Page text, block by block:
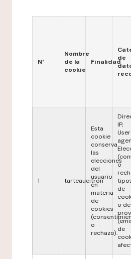
N°
Nombre
de la
cookie
Finalidadde
1 tarteaucitron
Esta
cookie
conserva
las
elecciones
del
usuario
en
materia
de
cookies
o
rechazo).
IP,
User
o
de
o de
de